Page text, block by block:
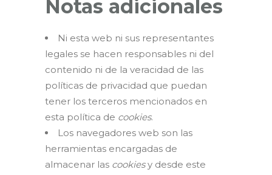
Notas adicionales
Ni esta web ni sus representantes
legales se hacen responsables ni del
contenido ni de la veracidad de las
políticas de privacidad que puedan
tener los terceros mencionados en
esta política de cookies.
Los navegadores web son las
herramientas encargadas de
almacenar las cookiesy desde este